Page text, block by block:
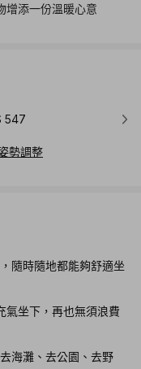
增添一份溫暖心意
547
勢調整
隨時隨地都能夠舒適坐
氣坐下，再也無須浪費
海灘、去公園、去野